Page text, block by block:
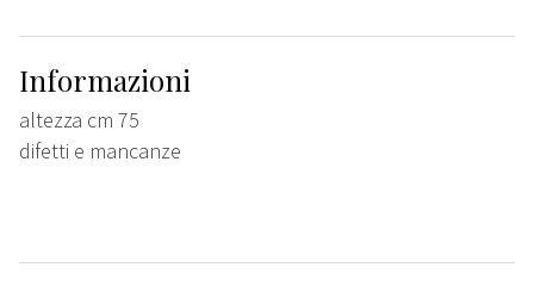
Informazioni
altezza cm 75
difetti e mancanze